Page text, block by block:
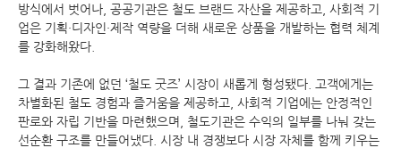
방식에서 벗어나, 공공기관은 철도 브랜드 자산을 제공하고, 사회적 기
업은 기획·디자인·제작 역량을 더해 새로운 상품을 개발하는 협력 체계
를 강화해왔다.
그 결과 기존에 없던 ‘철도 굿즈’ 시장이 새롭게 형성됐다. 고객에게는
차별화된 철도 경험과 즐거움을 제공하고, 사회적 기업에는 안정적인
판로와 자립 기반을 마련했으며, 철도기관은 수익의 일부를 나눠 갖는
선순환 구조를 만들어냈다. 시장 내 경쟁보다 시장 자체를 함께 키우는